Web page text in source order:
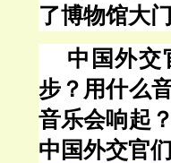
了博物馆大
中国外交
步？用什么
音乐会响起
中国外交官